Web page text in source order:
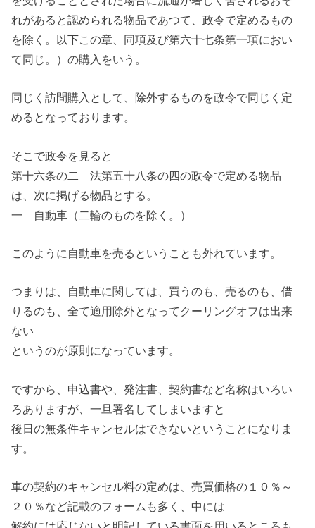
れがあると認められる物品であつて、政令で定めるもの
を除く。以下この章、同項及び第六十七条第一項におい
て同じ。）の購入をいう。
同じく訪問購入として、除外するものを政令で同じく定
めるとなっております。
そこで政令を見ると
第十六条の二 法第五十八条の四の政令で定める物品
は、次に掲げる物品とする。
一 自動車（二輪のものを除く。）
このように自動車を売るということも外れています。
つまりは、自動車に関しては、買うのも、売るのも、借
りるのも、全て適用除外となってクーリングオフは出来
ない
というのが原則になっています。
ですから、申込書や、発注書、契約書など名称はいろい
ろありますが、一旦署名してしまいますと
後日の無条件キャンセルはできないということになりま
す。
車の契約のキャンセル料の定めは、売買価格の１０％～
２０％など記載のフォームも多く、中には